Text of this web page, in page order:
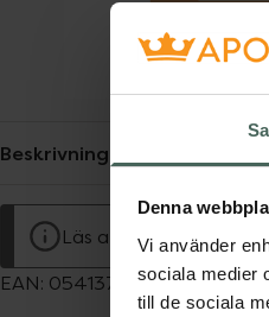
Denna
Vi använder
sociala medier
till de sociala
Beskrivning
Läs alltid
EAN: 05413760236292